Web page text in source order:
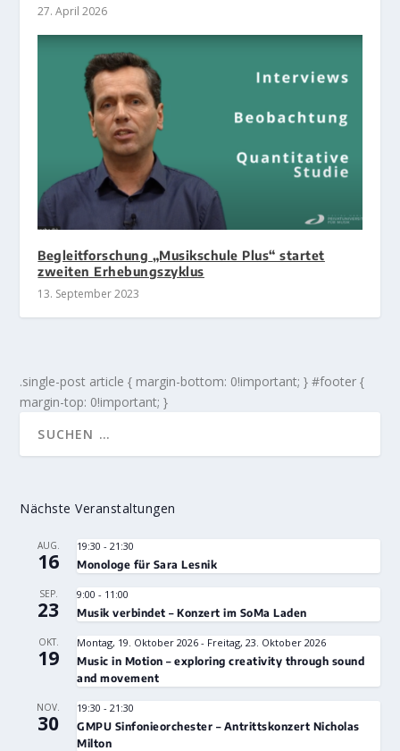
27. April 2026
Begleitforschung „Musikschule Plus“ startet
zweiten Erhebungszyklus
13. September 2023
.single-post article { margin-bottom: 0!important; } #footer {
margin-top: 0!important; }
Nächste Veranstaltungen
AUG.
16
19:30 -21:30
Monologe für Sara Lesnik
SEP.
23
9:00 - 11:00
Musik verbindet – Konzert im SoMa Laden
OKT.
19
Montag, 19. Oktober 2026 - Freitag, 23. Oktober 2026
Music in Motion – exploring creativity through sound
and movement
NOV.
30
19:30 -21:30
GMPU Sinfonieorchester – Antrittskonzert Nicholas
Milton